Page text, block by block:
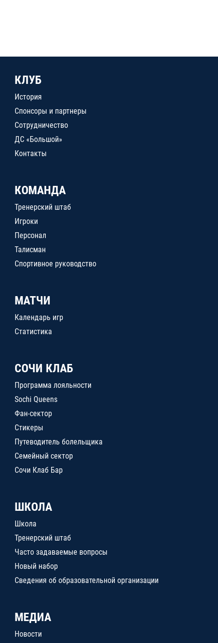
КЛУБ
История
Спонсоры и партнеры
Сотрудничество
ДС «Большой»
Контакты
КОМАНДА
Тренерский штаб
Игроки
Персонал
Талисман
Спортивное руководство
МАТЧИ
Календарь игр
Статистика
СОЧИ КЛАБ
Программа лояльности
Sochi Queens
Фан-сектор
Стикеры
Путеводитель болельщика
Семейный сектор
Сочи Клаб Бар
ШКОЛА
Школа
Тренерский штаб
Часто задаваемые вопросы
Новый набор
Сведения об образовательной организации
МЕДИА
Новости